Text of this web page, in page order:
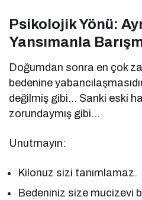
Psikolojik Yönü:
Yansımanla
Doğumdan sonra en çok
bedenine
değilmiş gibi… Sanki eski
zorundaymış gibi…
Unutmayın:
Kilonuz sizi tanımlamaz.
Bedeniniz size mucizevi